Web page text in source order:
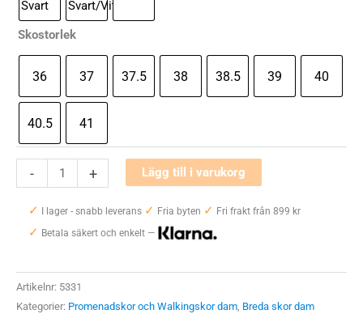
Skostorlek
36 37 37.5 38 38.5 39 40
40.5 41
-
Saucony
Integrity
Metro
Wide
+ Lägg till i varukorg
✓ I lager - snabb leverans ✓ Fria byten ✓ Fri frakt från 899 kr
✓ Betala säkert och enkelt —
Artikelnr: 5331
Kategorier: Promenadskor och Walkingskor dam, Breda skor dam